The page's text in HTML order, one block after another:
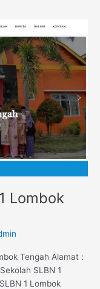
Lombok
Tengah Alamat :
SLBN 1
1 Lombok